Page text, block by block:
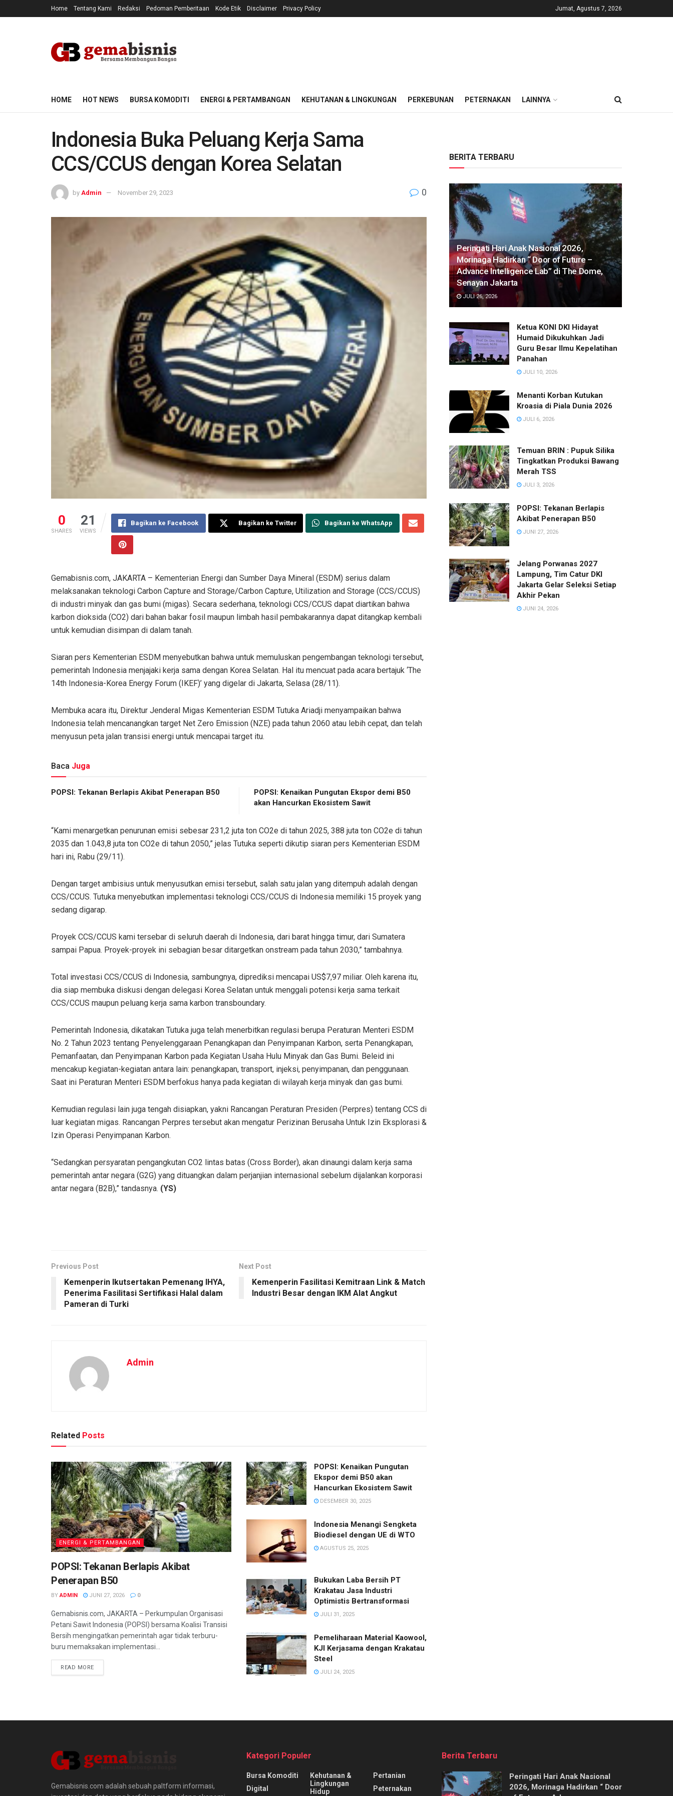
Home Tentang Kami Redaksi Pedoman Pemberitaan Kode Etik Disclaimer Privacy Policy Jumat, Agustus 7, 2026
HOME HOT NEWS BURSA KOMODITI ENERGI & PERTAMBANGAN KEHUTANAN & LINGKUNGAN PERKEBUNAN PETERNAKAN LAINNYA
Indonesia Buka Peluang Kerja Sama
CCS/CCUS dengan Korea Selatan
by Admin November 29, 2023 0
0
SHARES
21
VIEWS
Bagikan ke Facebook Bagikan ke Twitter Bagikan ke WhatsApp
Gemabisnis.com, JAKARTA – Kementerian Energi dan Sumber Daya Mineral (ESDM) serius dalam
melaksanakan teknologi Carbon Capture and Storage/Carbon Capture, Utilization and Storage (CCS/CCUS)
di industri minyak dan gas bumi (migas). Secara sederhana, teknologi CCS/CCUS dapat diartikan bahwa
karbon dioksida (CO2) dari bahan bakar fosil maupun limbah hasil pembakarannya dapat ditangkap kembali
untuk kemudian disimpan di dalam tanah.
Siaran pers Kementerian ESDM menyebutkan bahwa untuk memuluskan pengembangan teknologi tersebut,
pemerintah Indonesia menjajaki kerja sama dengan Korea Selatan. Hal itu mencuat pada acara bertajuk ‘The
14th Indonesia-Korea Energy Forum (IKEF)’ yang digelar di Jakarta, Selasa (28/11).
Membuka acara itu, Direktur Jenderal Migas Kementerian ESDM Tutuka Ariadji menyampaikan bahwa
Indonesia telah mencanangkan target Net Zero Emission (NZE) pada tahun 2060 atau lebih cepat, dan telah
menyusun peta jalan transisi energi untuk mencapai target itu.
Baca Juga
POPSI: Tekanan Berlapis Akibat Penerapan B50
POPSI: Kenaikan Pungutan Ekspor demi B50
akan Hancurkan Ekosistem Sawit
“Kami menargetkan penurunan emisi sebesar 231,2 juta ton CO2e di tahun 2025, 388 juta ton CO2e di tahun
2035 dan 1.043,8 juta ton CO2e di tahun 2050,” jelas Tutuka seperti dikutip siaran pers Kementerian ESDM
hari ini, Rabu (29/11).
Dengan target ambisius untuk menyusutkan emisi tersebut, salah satu jalan yang ditempuh adalah dengan
CCS/CCUS. Tutuka menyebutkan implementasi teknologi CCS/CCUS di Indonesia memiliki 15 proyek yang
sedang digarap.
Proyek CCS/CCUS kami tersebar di seluruh daerah di Indonesia, dari barat hingga timur, dari Sumatera
sampai Papua. Proyek-proyek ini sebagian besar ditargetkan onstream pada tahun 2030,” tambahnya.
Total investasi CCS/CCUS di Indonesia, sambungnya, diprediksi mencapai US$7,97 miliar. Oleh karena itu,
dia siap membuka diskusi dengan delegasi Korea Selatan untuk menggali potensi kerja sama terkait
CCS/CCUS maupun peluang kerja sama karbon transboundary.
Pemerintah Indonesia, dikatakan Tutuka juga telah menerbitkan regulasi berupa Peraturan Menteri ESDM
No. 2 Tahun 2023 tentang Penyelenggaraan Penangkapan dan Penyimpanan Karbon, serta Penangkapan,
Pemanfaatan, dan Penyimpanan Karbon pada Kegiatan Usaha Hulu Minyak dan Gas Bumi. Beleid ini
mencakup kegiatan-kegiatan antara lain: penangkapan, transport, injeksi, penyimpanan, dan penggunaan.
Saat ini Peraturan Menteri ESDM berfokus hanya pada kegiatan di wilayah kerja minyak dan gas bumi.
Kemudian regulasi lain juga tengah disiapkan, yakni Rancangan Peraturan Presiden (Perpres) tentang CCS di
luar kegiatan migas. Rancangan Perpres tersebut akan mengatur Perizinan Berusaha Untuk Izin Eksplorasi &
Izin Operasi Penyimpanan Karbon.
“Sedangkan persyaratan pengangkutan CO2 lintas batas (Cross Border), akan dinaungi dalam kerja sama
pemerintah antar negara (G2G) yang dituangkan dalam perjanjian internasional sebelum dijalankan korporasi
antar negara (B2B),” tandasnya. (YS)
Previous Post
Kemenperin Ikutsertakan Pemenang IHYA,
Penerima Fasilitasi Sertifikasi Halal dalam
Pameran di Turki
Next Post
Kemenperin Fasilitasi Kemitraan Link & Match
Industri Besar dengan IKM Alat Angkut
Admin
Related Posts
ENERGI & PERTAMBANGAN
POPSI: Tekanan Berlapis Akibat
Penerapan B50
BY ADMIN JUNI 27, 2026 0
Gemabisnis.com, JAKARTA – Perkumpulan Organisasi
Petani Sawit Indonesia (POPSI) bersama Koalisi Transisi
Bersih mengingatkan pemerintah agar tidak terburu-
buru memaksakan implementasi...
READ MORE
POPSI: Kenaikan Pungutan
Ekspor demi B50 akan
Hancurkan Ekosistem Sawit
DESEMBER 30, 2025
Indonesia Menangi Sengketa
Biodiesel dengan UE di WTO
AGUSTUS 25, 2025
Bukukan Laba Bersih PT
Krakatau Jasa Industri
Optimistis Bertransformasi
JULI 31, 2025
Pemeliharaan Material Kaowool,
KJI Kerjasama dengan Krakatau
Steel
JULI 24, 2025
BERITA TERBARU
Peringati Hari Anak Nasional 2026,
Morinaga Hadirkan “ Door of Future –
Advance Intelligence Lab” di The Dome,
Senayan Jakarta
JULI 26, 2026
Ketua KONI DKI Hidayat
Humaid Dikukuhkan Jadi
Guru Besar Ilmu Kepelatihan
Panahan
JULI 10, 2026
Menanti Korban Kutukan
Kroasia di Piala Dunia 2026
JULI 6, 2026
Temuan BRIN : Pupuk Silika
Tingkatkan Produksi Bawang
Merah TSS
JULI 3, 2026
POPSI: Tekanan Berlapis
Akibat Penerapan B50
JUNI 27, 2026
Jelang Porwanas 2027
Lampung, Tim Catur DKI
Jakarta Gelar Seleksi Setiap
Akhir Pekan
JUNI 24, 2026
Gemabisnis.com adalah sebuah paltform informasi,
Kategori Populer
Bursa Komoditi
Digital
Kehutanan &
Lingkungan
Hidup
Pertanian
Peternakan
Berita Terbaru
Peringati Hari Anak Nasional
2026, Morinaga Hadirkan “ Door